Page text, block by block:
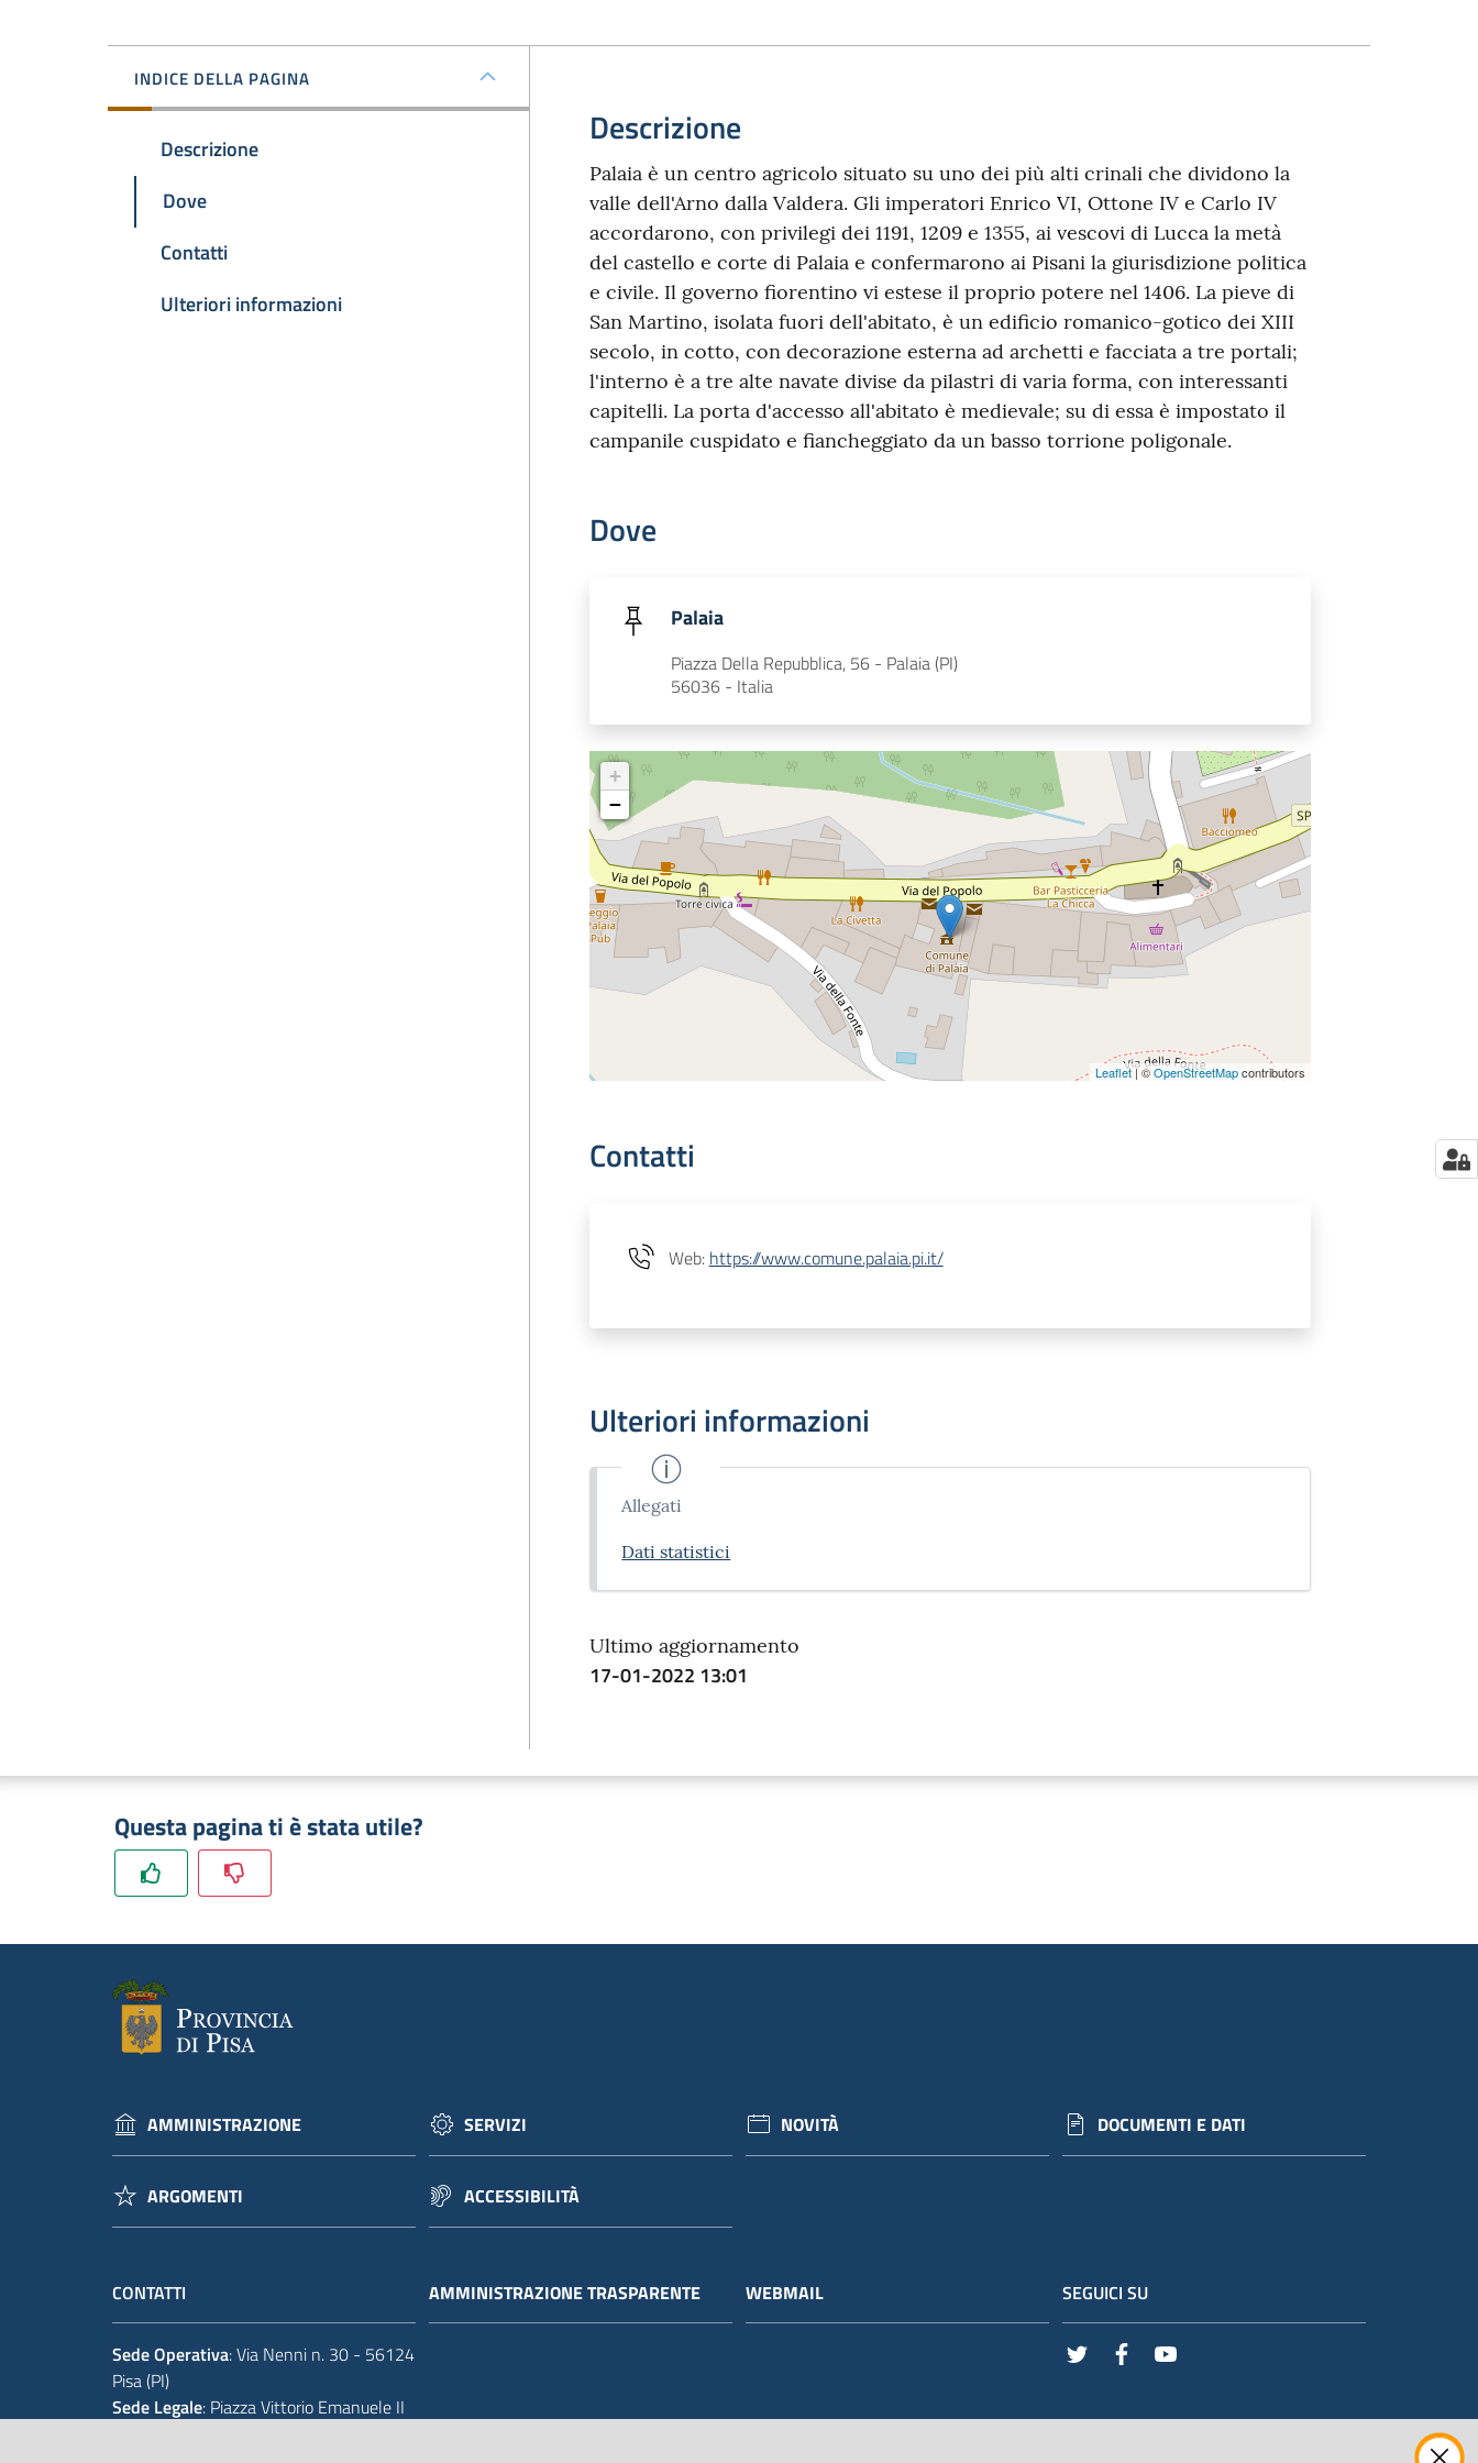
INDICE DELLA PAGINA
Descrizione
Dove
Contatti
Ulteriori informazioni
Descrizione
Palaia è un centro agricolo situato su uno dei più alti crinali che dividono la
valle dell'Arno dalla Valdera. Gli imperatori Enrico VI, Ottone IV e Carlo IV
accordarono, con privilegi dei 1191, 1209 e 1355, ai vescovi di Lucca la metà
del castello e corte di Palaia e confermarono ai Pisani la giurisdizione politica
e civile. Il governo fiorentino vi estese il proprio potere nel 1406. La pieve di
San Martino, isolata fuori dell'abitato, è un edificio romanico-gotico dei XIII
secolo, in cotto, con decorazione esterna ad archetti e facciata a tre portali;
l'interno è a tre alte navate divise da pilastri di varia forma, con interessanti
capitelli. La porta d'accesso all'abitato è medievale; su di essa è impostato il
campanile cuspidato e fiancheggiato da un basso torrione poligonale.
Dove
Palaia
Piazza Della Repubblica, 56 - Palaia (PI)
56036 - Italia
+
−
Leaflet| ©OpenStreetMapcontributors
Contatti
Web: https://www.comune.palaia.pi.it/
Ulteriori informazioni
Allegati
Dati statistici
Ultimo aggiornamento
17-01-2022 13:01
Questa pagina ti è stata utile?
AMMINISTRAZIONE SERVIZI NOVITÀ DOCUMENTI E DATI
ARGOMENTI ACCESSIBILITÀ
CONTATTI
Sede Operativa: Via Nenni n. 30 - 56124
Pisa (PI)
Sede Legale: Piazza Vittorio Emanuele II
AMMINISTRAZIONE TRASPARENTE WEBMAIL SEGUICI SU
Twitter Facebook